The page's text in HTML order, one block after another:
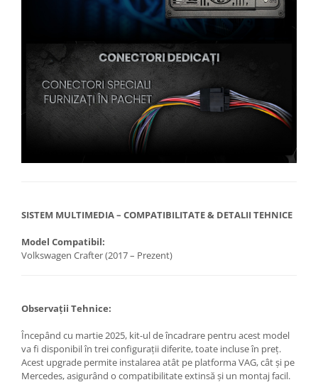
SISTEM MULTIMEDIA – COMPATIBILITATE & DETALII TEHNICE
Model Compatibil:
Volkswagen Crafter (2017 – Prezent)
Observații Tehnice:
Începând cu martie 2025, kit-ul de încadrare pentru acest model
va fi disponibil în trei configurații diferite, toate incluse în preț.
Acest upgrade permite instalarea atât pe platforma VAG, cât și pe
Mercedes, asigurând o compatibilitate extinsă și un montaj facil.